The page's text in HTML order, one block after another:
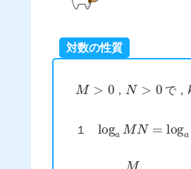
対数の性質
M>
，
N>
で，
k
１
log MN= log